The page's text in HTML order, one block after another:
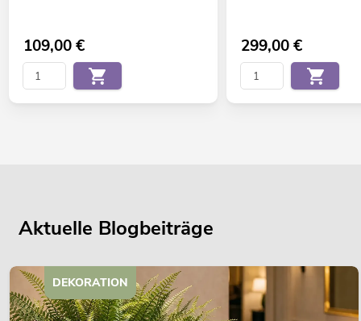
109,00€ 299,00€
Aktuelle Blogbeiträge
DEKORATION